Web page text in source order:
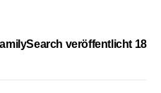
veröffentlicht 18